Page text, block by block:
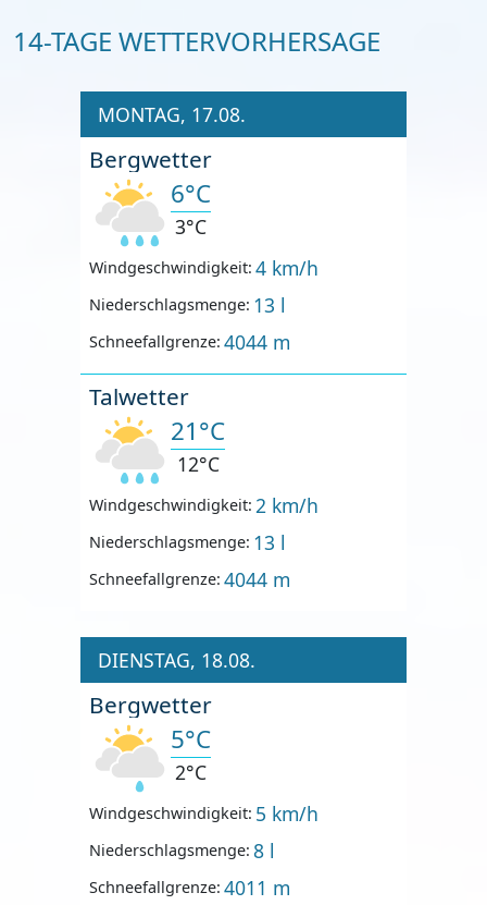
14-TAGE WETTERVORHERSAGE
MONTAG, 17.08.
Bergwetter
6°C
3°C
Windgeschwindigkeit: 4 km/h
Niederschlagsmenge: 13 l
Schneefallgrenze: 4044 m
Talwetter
21°C
12°C
Windgeschwindigkeit: 2 km/h
Niederschlagsmenge: 13 l
Schneefallgrenze: 4044 m
DIENSTAG, 18.08.
Bergwetter
5°C
2°C
Windgeschwindigkeit: 5 km/h
Niederschlagsmenge: 8 l
Schneefallgrenze: 4011 m